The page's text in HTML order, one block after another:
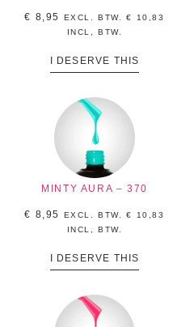
€ 8,95 EXCL. BTW.€
10,83
INCL, BTW.
I DESERVE THIS
MINTY AURA – 370
€ 8,95 EXCL. BTW.€
10,83
INCL, BTW.
I DESERVE THIS